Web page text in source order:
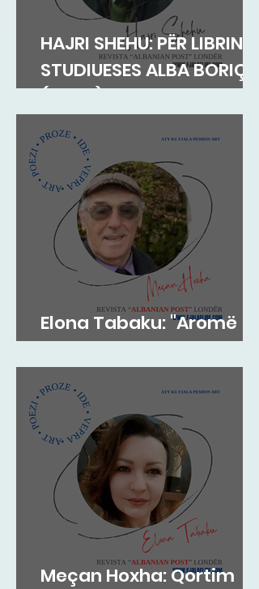
HAJRI SHEHU: PËR LIBRIN E
STUDIUESES ALBA BORIÇI
(GEGA)
Elona Tabaku: "Aromë
gjethi"
Meçan Hoxha: Qortim